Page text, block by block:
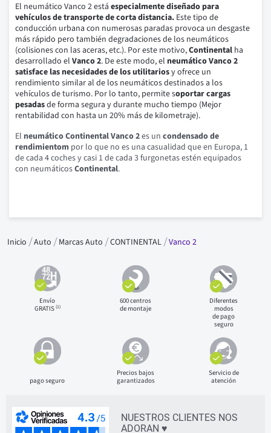
El neumático Vanco 2 está especialmente diseñado para
vehículos de transporte de corta distancia. Este tipo de
conducción urbana con numerosas paradas provoca un desgaste
más rápido pero también degradaciones de los neumáticos
(colisiones con las aceras, etc.). Por este motivo,Continental ha
desarrollado el Vanco 2. De este modo, el neumático Vanco 2
satisface las necesidades de los utilitariosy ofrece un
rendimiento similar al de los neumáticos destinados a los
vehículos de turismo. Por lo tanto, permite soportar cargas
pesadasde forma segura y durante mucho tiempo (Mejor
rentabilidad con hasta un 20% más de kilometraje).
El neumático Continental Vanco 2es un condensado de
rendimientom por lo que no es una casualidad que en Europa, 1
de cada 4 coches y casi 1 de cada 3 furgonetas estén equipados
con neumáticosContinental.
Inicio Auto Marcas Auto CONTINENTAL Vanco 2
Envío
GRATIS(1)
600 centros
de montaje
Diferentes
modos
de pago
seguro
pago seguro
Precios bajos
garantizados
Servicio de
atención
NUESTROS CLIENTES NOS
ADORAN ♥